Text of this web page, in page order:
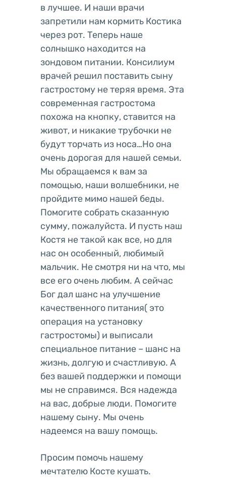
в лучшее. И наши врачи
запретили нам кормить Костика
через рот. Теперь наше
солнышко находится на
зондовом питании. Консилиум
врачей решил поставить сыну
гастростому не теряя время. Эта
современная гастростома
похожа на кнопку, ставится на
живот, и никакие трубочки не
будут торчать из носа…Но она
очень дорогая для нашей семьи.
Мы обращаемся к вам за
помощью, наши волшебники, не
пройдите мимо нашей беды.
Помогите собрать сказанную
сумму, пожалуйста. И пусть наш
Костя не такой как все, но для
нас он особенный, любимый
мальчик. Не смотря ни на что, мы
все его очень любим. А сейчас
Бог дал шанс на улучшение
качественного питания( это
операция на установку
гастростомы) и выписали
специальное питание – шанс на
жизнь, долгую и счастливую. А
без вашей поддержки и помощи
мы не справимся. Вся надежда
на вас, добрые люди. Помогите
нашему сыну. Мы очень
надеемся на вашу помощь.
Просим помочь нашему
мечтателю Косте кушать.